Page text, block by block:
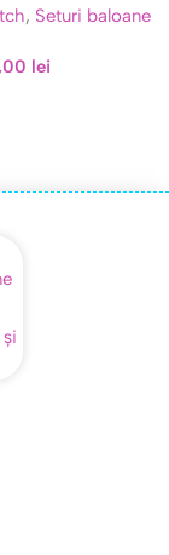
, Seturi baloane
lei